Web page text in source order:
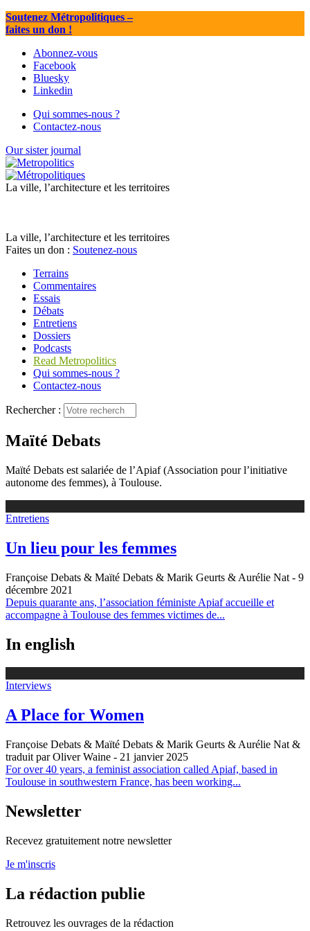
Soutenez Métropolitiques–
faites un don !
Abonnez-vous
Facebook
Bluesky
Linkedin
Qui sommes-nous ?
Contactez-nous
Our sister journal
La ville, l’architecture et les territoires
La ville, l’architecture et les territoires
Faites un don : Soutenez-nous
Terrains
Commentaires
Essais
Débats
Entretiens
Dossiers
Podcasts
Read Metropolitics
Qui sommes-nous ?
Contactez-nous
Rechercher :
Maïté Debats
Maïté Debats est salariée de l’Apiaf (Association pour l’initiative
autonome des femmes), à Toulouse.
Entretiens
Un lieu pour les femmes
Françoise Debats & Maïté Debats & Marik Geurts & Aurélie Nat - 9
décembre 2021
Depuis quarante ans, l’association féministe Apiaf accueille et
accompagne à Toulouse des femmes victimes de...
In english
Interviews
A Place for Women
Françoise Debats & Maïté Debats & Marik Geurts & Aurélie Nat &
traduit par Oliver Waine - 21 janvier 2025
For over 40 years, a feminist association called Apiaf, based in
Toulouse in southwestern France, has been working...
Newsletter
Recevez gratuitement notre newsletter
Je m'inscris
La rédaction publie
Retrouvez les ouvrages de la rédaction